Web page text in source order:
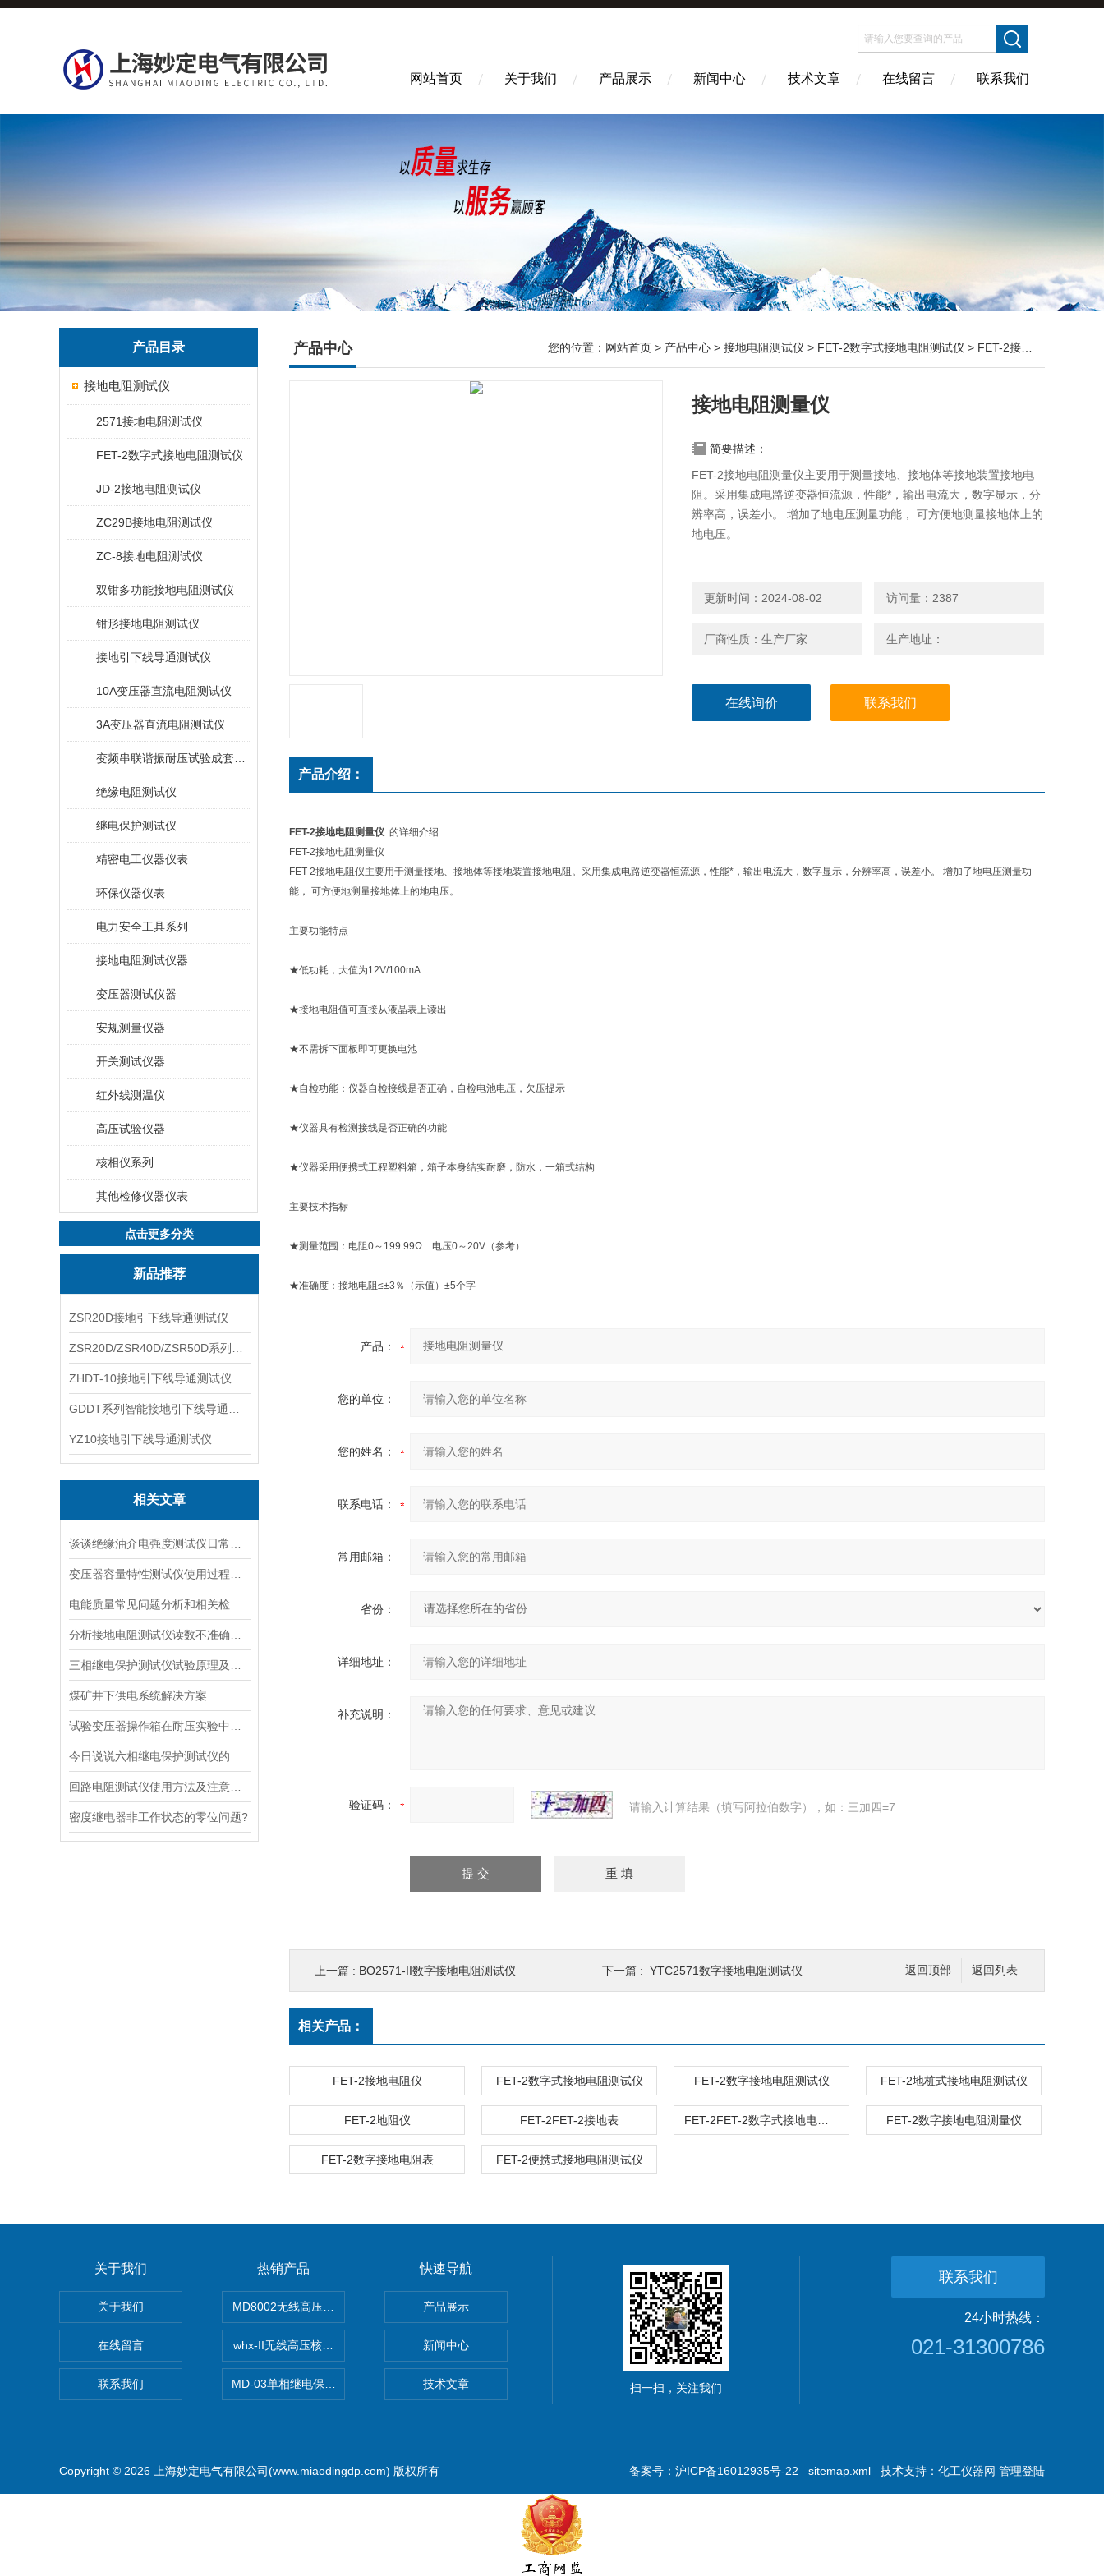
网站首页 关于我们 产品展示 新闻中心 技术文章 在线留言 联系我们
产品目录
接地电阻测试仪
2571接地电阻测试仪
FET-2数字式接地电阻测试仪
JD-2接地电阻测试仪
ZC29B接地电阻测试仪
ZC-8接地电阻测试仪
双钳多功能接地电阻测试仪
钳形接地电阻测试仪
接地引下线导通测试仪
10A变压器直流电阻测试仪
3A变压器直流电阻测试仪
绝缘电阻测试仪
继电保护测试仪
精密电工仪器仪表
环保仪器仪表
电力安全工具系列
接地电阻测试仪器
变压器测试仪器
安规测量仪器
开关测试仪器
红外线测温仪
高压试验仪器
核相仪系列
其他检修仪器仪表
点击更多分类
新品推荐
ZSR20D接地引下线导通测试仪
ZHDT-10接地引下线导通测试仪
YZ10接地引下线导通测试仪
相关文章
煤矿井下供电系统解决方案
密度继电器非工作状态的零位问题?
产品中心 您的位置： 网站首页 > 产品中心 > 接地电阻测试仪 > FET-2数字式接地电阻测试仪 > FET-2接地电阻测量仪
接地电阻测量仪
简要描述：
FET-2接地电阻测量仪主要用于测量接地、接地体等接地装置接地电
阻。采用集成电路逆变器恒流源，性能*，输出电流大，数字显示，分
辨率高，误差小。 增加了地电压测量功能， 可方便地测量接地体上的
地电压。
更新时间：2024-08-02 访问量：2387
厂商性质：生产厂家 生产地址：
在线询价 联系我们
产品介绍：
FET-2接地电阻测量仪 的详细介绍
FET-2接地电阻测量仪
FET-2接地电阻仪主要用于测量接地、接地体等接地装置接地电阻。采用集成电路逆变器恒流源，性能*，输出电流大，数字显示，分辨率高，误差小。 增加了地电压测量功
能， 可方便地测量接地体上的地电压。
主要功能特点
★低功耗，大值为12V/100mA
★接地电阻值可直接从液晶表上读出
★不需拆下面板即可更换电池
★自检功能：仪器自检接线是否正确，自检电池电压，欠压提示
★仪器具有检测接线是否正确的功能
★仪器采用便携式工程塑料箱，箱子本身结实耐磨，防水，一箱式结构
主要技术指标
★测量范围：电阻0～199.99Ω 电压0～20V（参考）
★准确度：接地电阻≤±3％（示值）±5个字
产品：
您的单位：
您的姓名：
联系电话：
常用邮箱：
省份：
详细地址：
补充说明：
验证码： 请输入计算结果（填写阿拉伯数字），如：三加四=7
返回列表
返回顶部
上一篇 : BO2571-II数字接地电阻测试仪 下一篇 : YTC2571数字接地电阻测试仪
相关产品：
FET-2接地电阻仪 FET-2数字式接地电阻测试仪 FET-2数字接地电阻测试仪 FET-2地桩式接地电阻测试仪
FET-2地阻仪 FET-2FET-2接地表 FET-2数字接地电阻测量仪
FET-2数字接地电阻表 FET-2便携式接地电阻测试仪
关于我们
关于我们
在线留言
联系我们
热销产品
MD8002无线高压核相仪
whx-II无线高压核相仪
MD-03单相继电保护测试仪价格
快速导航
产品展示
新闻中心
技术文章 扫一扫，关注我们
联系我们
24小时热线：
021-31300786
Copyright © 2026 上海妙定电气有限公司(www.miaodingdp.com) 版权所有 备案号：沪ICP备16012935号-22 sitemap.xml 技术支持： 化工仪器网 管理登陆